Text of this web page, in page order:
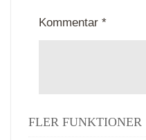
Kommentar *
FLER FUNKTIONER